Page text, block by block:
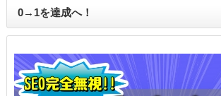
0→1を達成へ！